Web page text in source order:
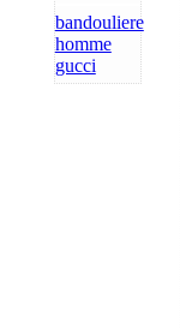
bandouliere
homme
gucci